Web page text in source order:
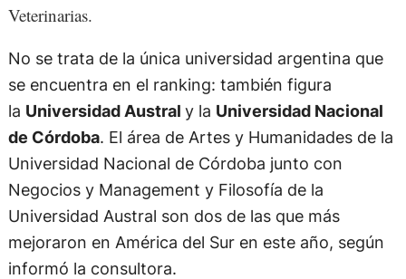
Veterinarias.
No se trata de la única universidad argentina que
se encuentra en el ranking: también figura
la Universidad Austral y la Universidad Nacional
de Córdoba. El área de Artes y Humanidades de la
Universidad Nacional de Córdoba junto con
Negocios y Management y Filosofía de la
Universidad Austral son dos de las que más
mejoraron en América del Sur en este año, según
informó la consultora.